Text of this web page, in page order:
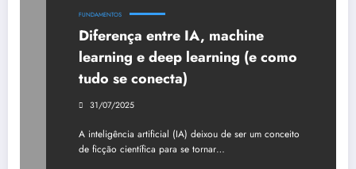
FUNDAMENTOS
Diferença entre IA, machine
learning e deep learning (e como
tudo se conecta)
31/07/2025
A inteligência artificial (IA) deixou de ser um conceito
de ficção científica para se tornar…